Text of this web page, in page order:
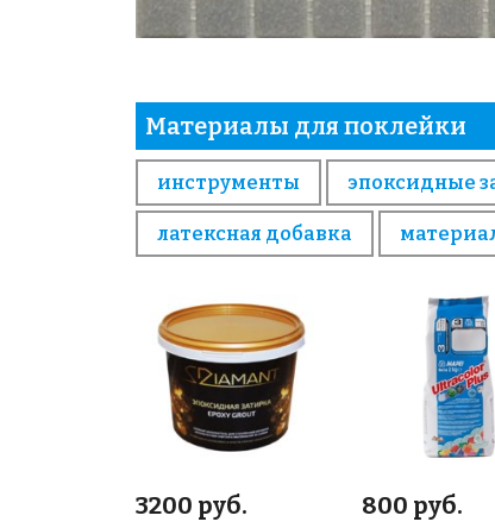
Материалы для поклейки
инструменты эпоксидные
латексная добавка
3200 руб. 800 руб.